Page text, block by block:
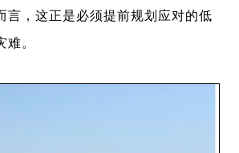
言，这正是必须提前规划应对的低
。